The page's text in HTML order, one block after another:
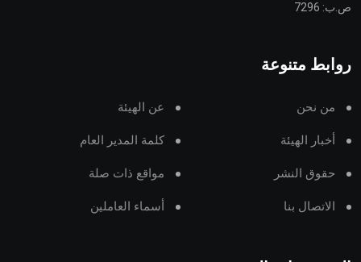
ص.ب: 7296
روابط متنوعة
من نحن عن الهيئة
أخبار الهيئة كلمة المدير العام
حقوق النشر مواقع ذات صلة
الاتصال بنا أسماء العاملين